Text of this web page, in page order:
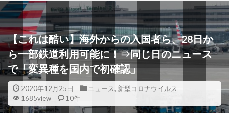
【これは酷い】海外からの入国者ら、28日か
ら一部鉄道利用可能に！⇒同じ日のニュース
で「変異種を国内で初確認」
2020年12月25日 ニュース, 新型コロナウイルス
1685view
10件